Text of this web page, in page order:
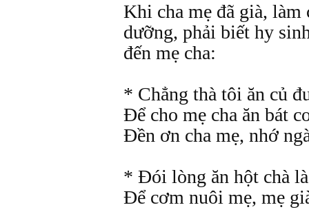
Khi cha mẹ đã già,
dưỡng, phải biết hy
đến mẹ cha:
* Chẳng thà tôi ăn củ
Để cho mẹ cha ăn bát
Đền ơn cha mẹ, nhớ
* Đói lòng ăn hột chà là
Để cơm nuôi mẹ, mẹ